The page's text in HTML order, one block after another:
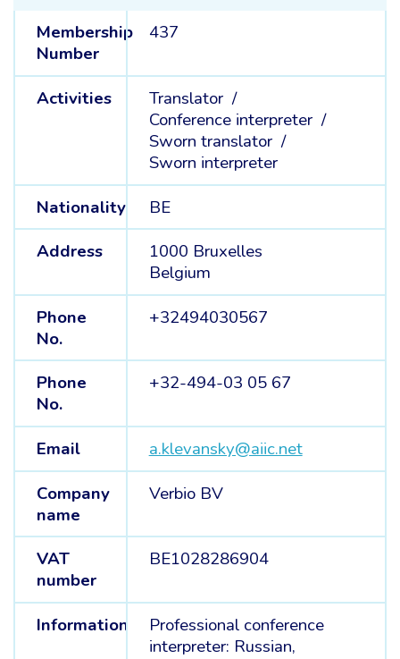
Membership
Number
437
Activities
Translator /
Conference interpreter /
Sworn translator /
Sworn interpreter
Nationality
BE
Address
1000 Bruxelles
Belgium
Phone
No.
+32494030567
Phone
No.
+32-494-03 05 67
Email
a.klevansky@aiic.net
Company
name
Verbio BV
VAT
number
BE1028286904
Information
Professional conference
interpreter: Russian,